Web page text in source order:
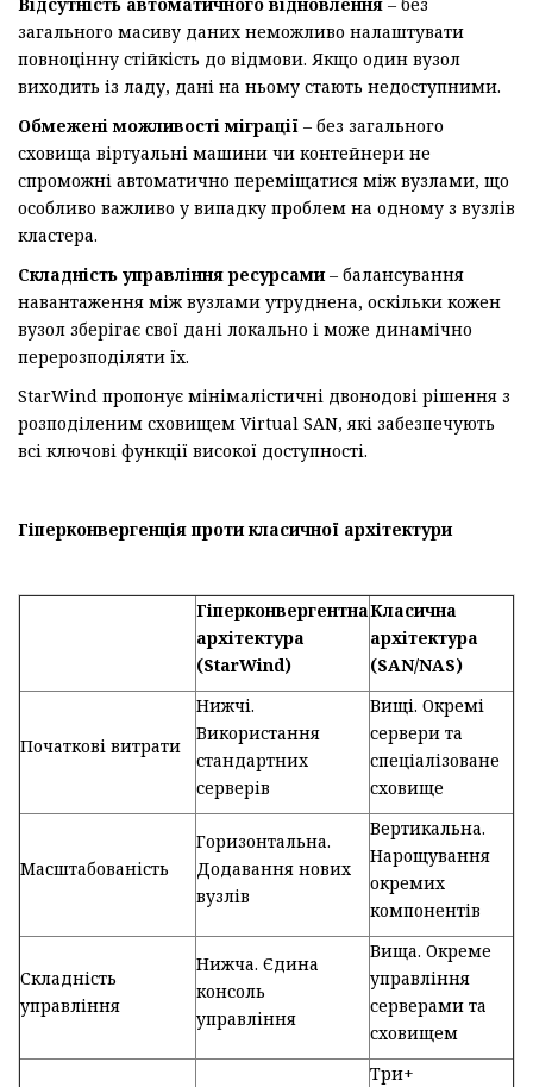
Відсутність автоматичного відновлення – без
загального масиву даних неможливо налаштувати
повноцінну стійкість до відмови. Якщо один вузол
виходить із ладу, дані на ньому стають недоступними.
Обмежені можливості міграції – без загального
сховища віртуальні машини чи контейнери не
спроможні автоматично переміщатися між вузлами, що
особливо важливо у випадку проблем на одному з вузлів
кластера.
Складність управління ресурсами– балансування
навантаження між вузлами утруднена, оскільки кожен
вузол зберігає свої дані локально і може динамічно
перерозподіляти їх.
StarWind пропонує мінімалістичні двонодові рішення з
розподіленим сховищем Virtual SAN, які забезпечують
всі ключові функції високої доступності.
Гіперконвергенція протикласичної архітектури
Гіперконвергентна
архітектура
(StarWind)
Класична
архітектура
(SAN/NAS)
Початкові витрати
Нижчі.
Використання
стандартних
серверів
Вищі. Окремі
сервери та
спеціалізоване
сховище
Масштабованість
Горизонтальна.
Додавання нових
вузлів
Вертикальна.
Нарощування
окремих
компонентів
Складність
управління
Нижча. Єдина
консоль
управління
Вища. Окреме
управління
серверами та
сховищем
Три+